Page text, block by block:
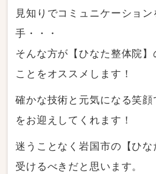
見知りでコミュニケーショ
手・・・
そんな方が【ひなた整体院
ことをオススメします！
確かな技術と元気になる笑
をお迎えしてくれます！
迷うことなく岩国市の【ひ
受けるべきだと思います。